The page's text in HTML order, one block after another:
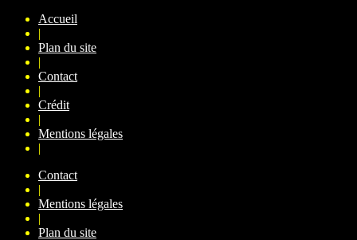
Accueil
|
Plan du site
|
Contact
|
Crédit
|
Mentions légales
|
Contact
|
Mentions légales
|
Plan du site